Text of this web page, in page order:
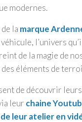
modernes.
la marque
l’univers
de la magie de
éléments de
de découvrir
leur chaine
leur atelier en